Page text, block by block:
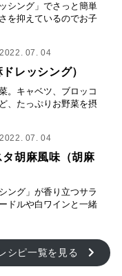
シング」でさっと簡単
を抑えているのでお子
2022. 07. 04
レッシング）
。キャベツ、ブロッコ
、たっぷりお野菜を摂
2022. 07. 04
胡麻風味（胡麻
ング」が香り立つサラ
ドルや白ワインと一緒
シピ一覧を見る